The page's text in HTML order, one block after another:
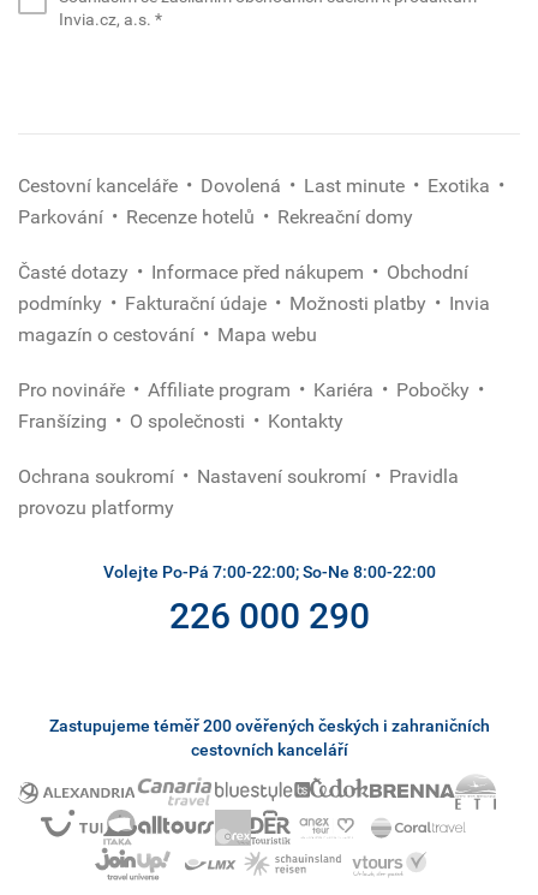
Invia.cz, a.s. *(povinné)
Cestovní kanceláře Dovolená Last minute
Exotika
Parkování
Recenze hotelů Rekreační domy
Časté dotazy Informace před nákupem
Obchodní
podmínky
Fakturační údaje Možnosti platby
Invia
magazín o cestování
Mapa webu
Pro novináře Affiliate program Kariéra
Pobočky
Franšízing
O společnosti Kontakty
Ochrana soukromí Nastavení soukromí
Pravidla
provozu platformy
Volejte Po-Pá 7:00-22:00; So-Ne 8:00-22:00
226 000 290
Zastupujeme téměř 200 ověřených českých i zahraničních
cestovních kanceláří